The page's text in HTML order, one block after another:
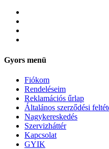
Gyors menü
Fiókom
Rendeléseim
Reklamációs űrlap
Általános szerződési
Nagykereskedés
Szervizháttér
Kapcsolat
GYIK